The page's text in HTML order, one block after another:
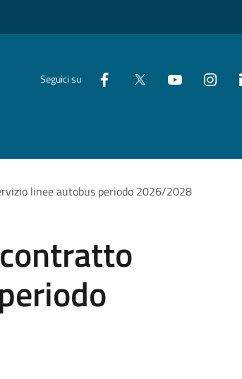
Seguici su
linee autobus periodo 2026/2028